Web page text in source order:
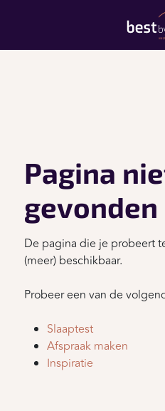
Pagina
gevonden
De pagina die je probeert
(meer) beschikbaar.
Probeer een van de
Slaaptest
Afspraak maken
Inspiratie